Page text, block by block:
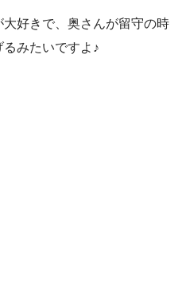
好きで、奥さんが留守の時
るみたいですよ♪